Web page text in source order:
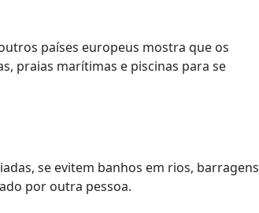
países europeus mostra que os
praias marítimas e piscinas para se
se evitem banhos em rios, barragens
por outra pessoa.